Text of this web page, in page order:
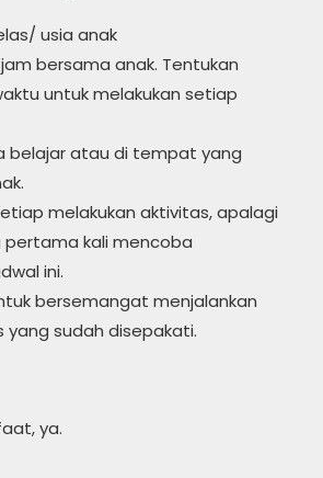
usia anak
bersama anak. Tentukan
untuk melakukan setiap
belajar atau di tempat yang
melakukan aktivitas, apalagi
pertama kali mencoba
ini.
bersemangat menjalankan
sudah disepakati.
ya.